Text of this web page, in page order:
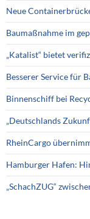
Neue
Baumaßnahme im
„Katalist“ bietet
Besserer Service für
Binnenschiff bei
„Deutschlands
RheinCargo
Hamburger Hafen:
„SchachZUG“